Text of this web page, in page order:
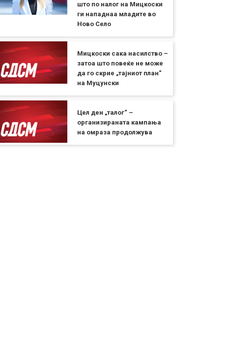
што по налог на Мицкоски
ги нападнаа младите во
Ново Село
Мицкоски сака насилство –
затоа што повеќе не може
да го скрие „тајниот план“
на Муцунски
Цел ден „талог“ –
организираната кампања
на омраза продолжува